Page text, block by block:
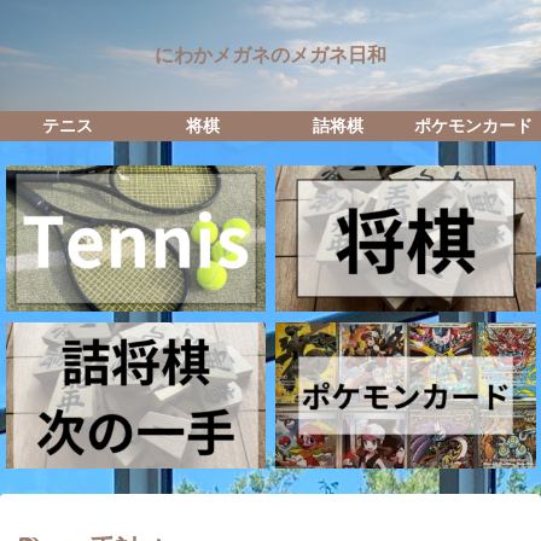
にわかメガネのメガネ日和
テニス 将棋 詰将棋 ポケモンカード